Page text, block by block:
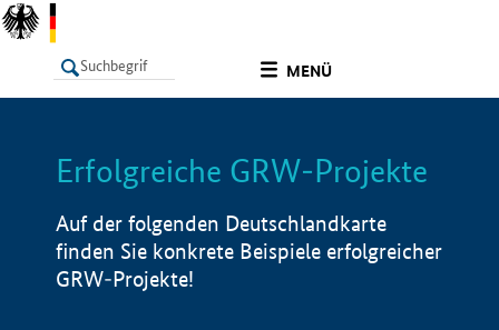
MENÜ
LISTE Info
Erfolgreiche GRW-Projekte
Auf der folgenden Deutschlandkarte
finden Sie konkrete Beispiele erfolgreicher
GRW-Projekte!